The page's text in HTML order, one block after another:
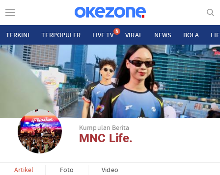
TERKINI TERPOPULER LIVE TV N VIRAL NEWS BOLA
Kumpulan Berita
MNC Life.
Artikel Foto Video